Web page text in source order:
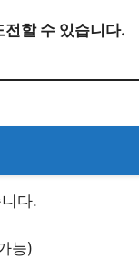
할 수 있습니다.
다.
능)